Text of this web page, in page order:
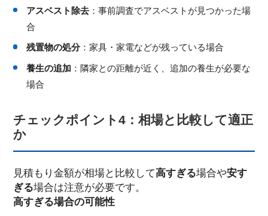
アスベスト除去 ：事前調査でアスベストが見つかった場
合
残置物の処分：家具・家電などが残っている場合
養生の追加 ：隣家との距離が近く、追加の養生が必要な
場合
チェックポイント4：相場と比較して適正
か
見積もり金額が相場と比較して高すぎる場合や安す
ぎる場合は注意が必要です。
高すぎる場合の可能性